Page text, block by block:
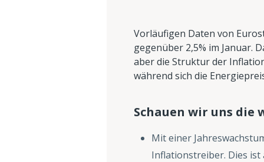
Vorläufigen Daten von
gegenüber 2,5% im Januar.
aber die Struktur der
während sich die
Schauen wir uns
Mit einer
Inflationstreiber. Dies